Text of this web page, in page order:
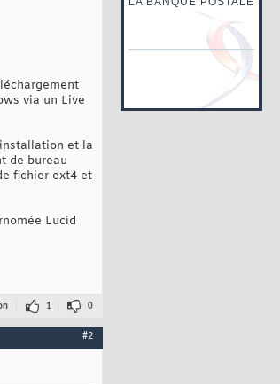
via un Live
et la
de bureau
fichier ext4 et
Lucid
1 0
#2